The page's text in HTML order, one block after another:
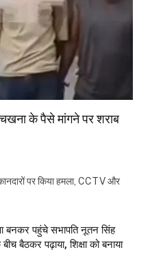
चखना के पैसे मांगने पर शराब
पर किया हमला, CCTV और
बनकर पहुंचे सभापति नूतन सिंह
बैठकर पढ़ाया, शिक्षा को बनाया